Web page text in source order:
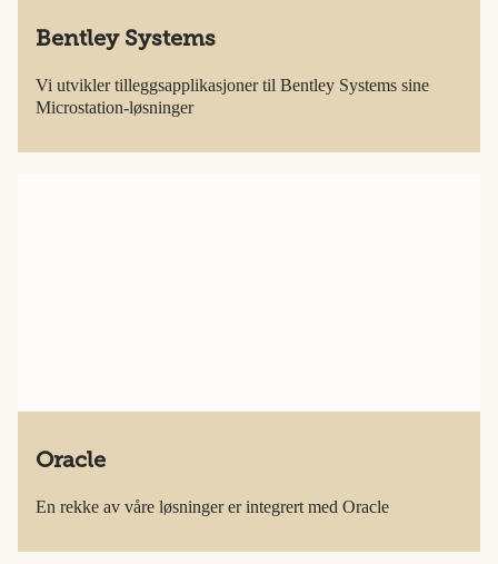
Bentley Systems
Vi utvikler tilleggsapplikasjoner til Bentley Systems sine
Microstation-løsninger
Oracle
En rekke av våre løsninger er integrert med Oracle